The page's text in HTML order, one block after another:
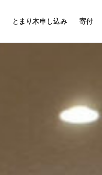
とまり木申し込み 寄付